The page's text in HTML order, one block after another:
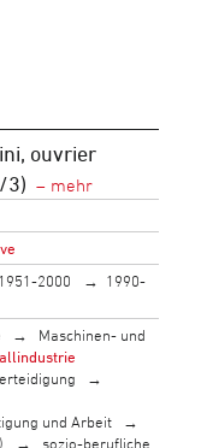
ouvrier
3)
1951-2000
1990-
Maschinen- und
und Arbeit
sozio-berufliche